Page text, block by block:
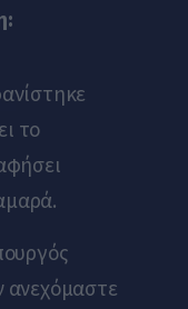
το
ανεχόμαστε